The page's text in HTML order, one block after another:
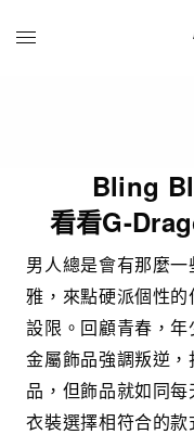
Bling
看看G-
男人總是會有那麼
雅，來點硬派個性
設限。回顧青春，
金屬飾品強調叛逆
品，但飾品就如同
衣裝選擇相符合的